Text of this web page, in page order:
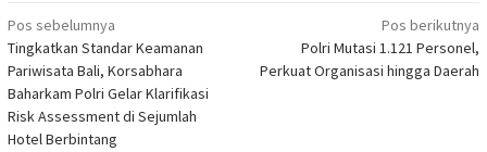
Navigasi
pos
Pos sebelumnya
Tingkatkan Standar Keamanan
Pariwisata Bali, Korsabhara
Baharkam Polri Gelar Klarifikasi
Risk Assessment di Sejumlah
Hotel Berbintang
Pos berikutnya
Polri Mutasi 1.121 Personel,
Perkuat Organisasi hingga Daerah